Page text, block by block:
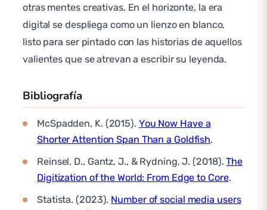
otras mentes creativas. En el horizonte, la era
digital se despliega como un lienzo en blanco,
listo para ser pintado con las historias de aquellos
valientes que se atrevan a escribir su leyenda.
Bibliografía
McSpadden, K. (2015). You Now Have a
Shorter Attention Span Than a Goldfish.
Reinsel, D., Gantz, J., & Rydning, J. (2018).The
Digitization of the World: From Edge to Core.
Statista. (2023). Number of social media users